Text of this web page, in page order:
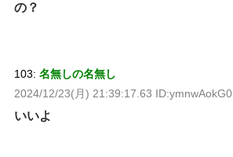
の？
103: 名無しの名無し
2024/12/23(月) 21:39:17.63 ID:ymnwAokG0
いいよ